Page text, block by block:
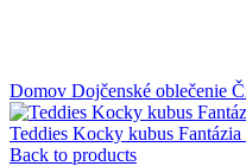
Domov Dojčenské oblečenie
Teddies Kocky kubus
Back to products